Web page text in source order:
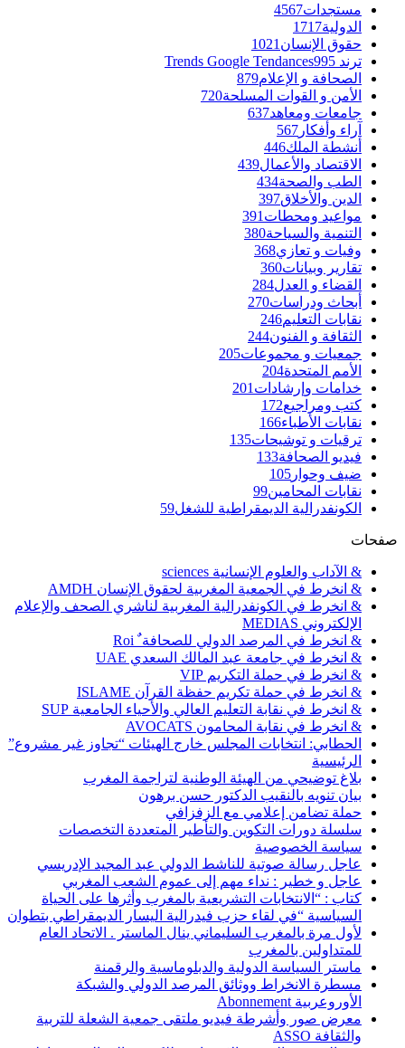
مستجدات4567
الدولية1717
حقوق الإنسان 1021
ترند Trends Google Tendances 995
الصحافة و الإعلام879
الأمن و القوات المسلحة720
جامعات ومعاهد637
آراء وأفكار 567
أنشطة الملك446
الاقتصاد والأعمال439
الطب والصحة434
الدين والأخلاق397
مواعيد ومحطات 391
التنمية والسياحة380
وفيات و تعازي368
تقارير وبيانات360
القضاء و العدل284
أبحاث ودراسات270
نقابات التعليم246
الثقافة و الفنون244
جمعيات و مجموعات205
الأمم المتحدة204
خدامات وإرشادات 201
كتب ومراجيع172
نقابات الأطباء166
ترقيات و توشيحات135
فيديو الصحافة133
ضيف وحوار 105
نقابات المحامين99
الكونفدرالية الديمقراطية للشغل59
صفحات
& الآداب والعلوم الإنسانية sciences
& انخرط في الجمعية المغربية لحقوق الإنسان AMDH
& انخرط في الكونفدرالية المغربية لناشري الصحف والإعلام
الإلكتروني MEDIAS
& انخرط في المرصد الدولي للصحافة ٌ Roi
& انخرط في جامعة عبد المالك السعدي UAE
& انخرط في حملة التكريم VIP
& انخرط في حملة تكريم حفظة القرآن ISLAME
& انخرط في نقابة التعليم العالي والأحياء الجامعية SUP
& انخرط في نقابة المحامون AVOCATS
الحطابي: انتخابات المجلس خارج الهيئات “تجاوز غير مشروع”
الرئيسية
بلاغ توضيحي من الهيئة الوطنية لتراجمة المغرب
بيان تنويه بالنقيب الدكتور حسن برهون
حملة تضامن إعلامي مع الزفزافي
سلسلة دورات التكوين والتأطير المتعددة التخصصات
سياسة الخصوصية
عاجل رسالة صوتية للناشط الدولي عبد المجيد الإدريسي
عاجل و خطير : نداء مهم إلى عموم الشعب المغربي
كتاب : “الانتخابات التشريعية بالمغرب وأثرها على الحياة
السياسية “في لقاء حزب فيدرالية اليسار الديمقراطي بتطوان
لأول مرة بالمغرب السليماني ينال الماستر . الاتحاد العام
للمتداولين بالمغرب
ماستر السياسة الدولية والدبلوماسية والرقمنة
مسطرة الانخراط ووثائق المرصد الدولي والشبكة
الأوروعربية Abonnement
معرض صور وأشرطة فيديو ملتقى جمعية الشعلة للتربية
والثقافة ASSO